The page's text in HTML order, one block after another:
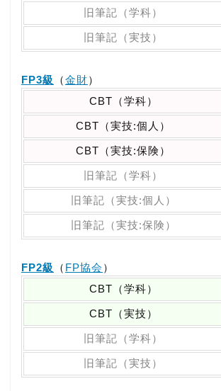
旧筆記（学科）
旧筆記（実技）
FP3級 （金財）
CBT（学科）
CBT（実技:個人）
CBT（実技:保険）
旧筆記（学科）
旧筆記（実技:個人）
旧筆記（実技:保険）
FP2級 （ FP協会 ）
CBT（学科）
CBT（実技）
旧筆記（学科）
旧筆記（実技）